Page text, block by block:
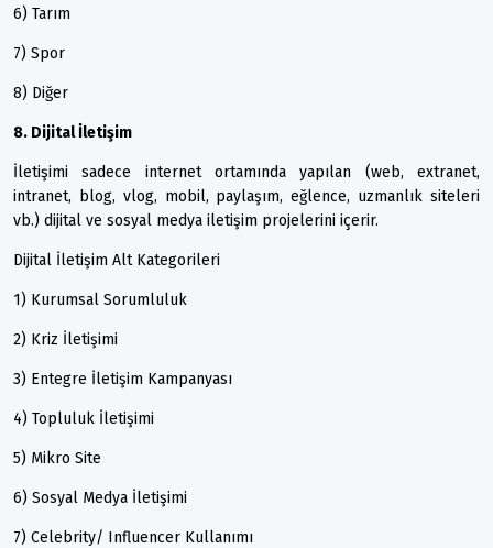
6) Tarım
7) Spor
8) Diğer
8. Dijital İletişim
İletişimi sadece internet ortamında yapılan (web, extranet,
intranet, blog, vlog, mobil, paylaşım, eğlence, uzmanlık siteleri
vb.) dijital ve sosyal medya iletişim projelerini içerir.
Dijital İletişim Alt Kategorileri
1) Kurumsal Sorumluluk
2) Kriz İletişimi
3) Entegre İletişim Kampanyası
4) Topluluk İletişimi
5) Mikro Site
6) Sosyal Medya İletişimi
7) Celebrity/ Influencer Kullanımı